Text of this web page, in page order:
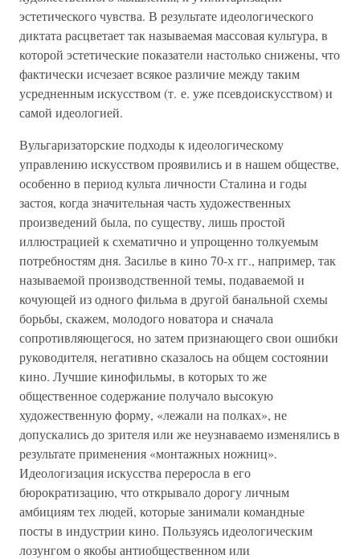
эстетического чувства. В результате идеологического
диктата расцветает так называемая массовая культура, в
которой эстетические показатели настолько снижены, что
фактически исчезает всякое различие между таким
усредненным искусством (т. е. уже псевдоискусством) и
самой идеологией.
Вульгаризаторские подходы к идеологическому
управлению искусством проявились и в нашем обществе,
особенно в период культа личности Сталина и годы
застоя, когда значительная часть художественных
произведений была, по существу, лишь простой
иллюстрацией к схематично и упрощенно толкуемым
потребностям дня. Засилье в кино 70-х гг., например, так
называемой производственной темы, подаваемой и
кочующей из одного фильма в другой банальной схемы
борьбы, скажем, молодого новатора и сначала
сопротивляющегося, но затем признающего свои ошибки
руководителя, негативно сказалось на общем состоянии
кино. Лучшие кинофильмы, в которых то же
общественное содержание получало высокую
художественную форму, «лежали на полках», не
допускались до зрителя или же неузнаваемо изменялись в
результате применения «монтажных ножниц».
Идеологизация искусства переросла в его
бюрократизацию, что открывало дорогу личным
амбициям тех людей, которые занимали командные
посты в индустрии кино. Пользуясь идеологическим
лозунгом о якобы антиобщественном или